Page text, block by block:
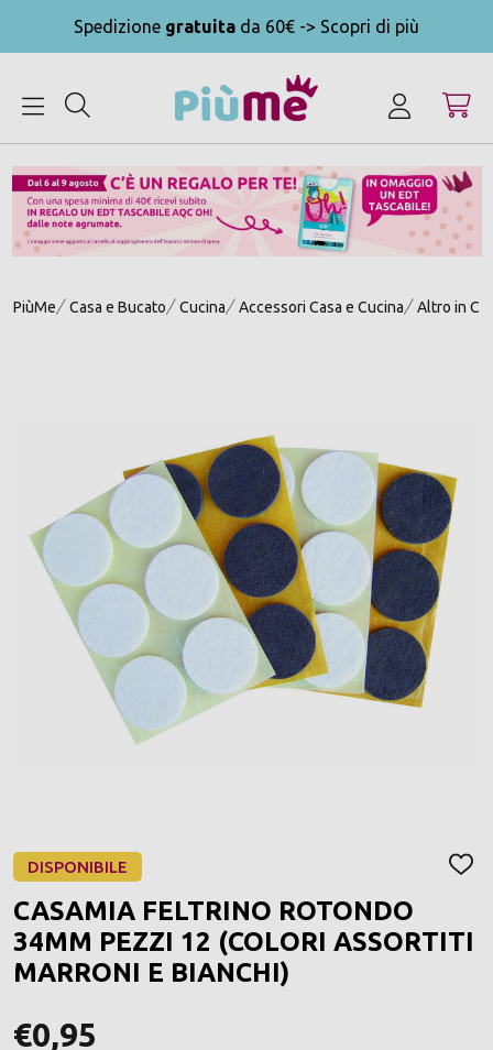
Spedizione gratuita da 60€ -> Scopri di più
PiùMe Casa e Bucato Cucina Accessori Casa e Cucina Altro in
DISPONIBILE
CASAMIA FELTRINO ROTONDO
34MM PEZZI 12 (COLORI ASSORTITI
MARRONI E BIANCHI)
€0,95